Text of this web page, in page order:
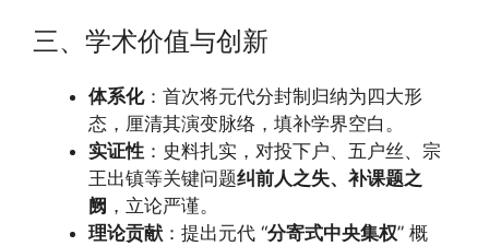
三、学术价值与创新
体系化：首次将元代分封制归纳为四大形
态，厘清其演变脉络，填补学界空白。
实证性 ：史料扎实，对投下户、五户丝、宗
王出镇等关键问题纠前人之失、补课题之
阙 ，立论严谨。
理论贡献 ：提出元代 “分寄式中央集权” 概